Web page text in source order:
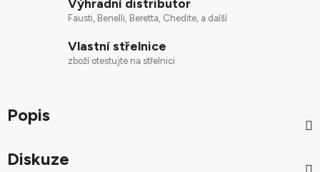
Výhradní distributor
Fausti, Benelli, Beretta, Chedite, a další
Vlastní střelnice
zboží otestujte na střelnici
Popis
Diskuze